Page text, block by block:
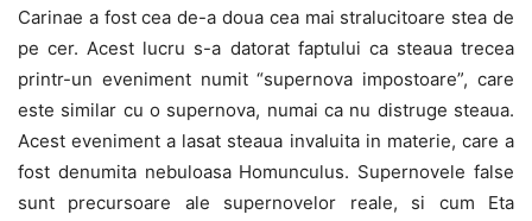
Carinae a fost cea de-a doua cea mai stralucitoare stea de
pe cer. Acest lucru s-a datorat faptului ca steaua trecea
printr-un eveniment numit “supernova impostoare”, care
este similar cu o supernova, numai ca nu distruge steaua.
Acest eveniment a lasat steaua invaluita in materie, care a
fost denumita nebuloasa Homunculus. Supernovele false
sunt precursoare ale supernovelor reale, si cum Eta